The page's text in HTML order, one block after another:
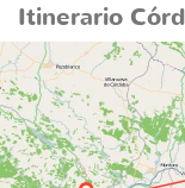
Itinerario